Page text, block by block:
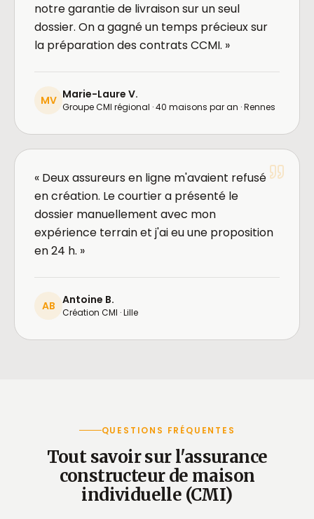
notre garantie de livraison sur un seul
dossier. On a gagné un temps précieux sur
la préparation des contrats CCMI. »
MV Marie-Laure V.
Groupe CMI régional · 40 maisons par an · Rennes
« Deux assureurs en ligne m'avaient refusé
en création. Le courtier a présenté le
dossier manuellement avec mon
expérience terrain et j'ai eu une proposition
en 24 h. »
AB Antoine B.
Création CMI · Lille
QUESTIONS FRÉQUENTES
Tout savoir sur l'assurance
constructeur de maison
individuelle (CMI)